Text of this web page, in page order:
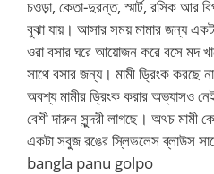
চওড়া, কেতা-দুরন্ত, স্মার্ট, রসিক আর
বুঝা যায়। আসার সময় মামার জন্য
ওরা বসার ঘরে আয়োজন করে বসে মদ
সাথে বসার জন্য। মামী ড্রিংক করছে
অবশ্য মামীর ড্রিংক করার অভ্যাসও
বেশী দারুন সুন্দরী লাগছে। অথচ মামী
একটা সবুজ রঙের স্লিভলেস ব্লাউস
bangla panu golpo